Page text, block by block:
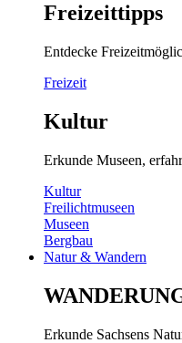
Freizeittipps
Entdecke
Freizeit
Kultur
Erkunde Museen,
Kultur
Freilichtmuseen
Museen
Bergbau
Natur & Wandern
Erkunde Sachsens